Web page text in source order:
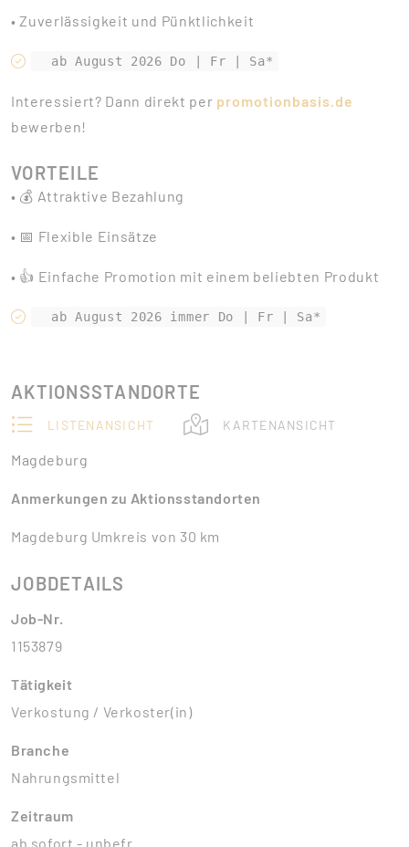
• Zuverlässigkeit und Pünktlichkeit
Interessiert? Dann direkt per promotionbasis.de
bewerben!
VORTEILE
• 💰 Attraktive Bezahlung
• 📅 Flexible Einsätze
• 👍 Einfache Promotion mit einem beliebten Produkt
AKTIONSSTANDORTE
LISTENANSICHT KARTENANSICHT
Magdeburg
Anmerkungen zu Aktionsstandorten
Magdeburg Umkreis von 30 km
JOBDETAILS
Job-Nr.
1153879
Tätigkeit
Verkostung / Verkoster(in)
Branche
Nahrungsmittel
Zeitraum
ab sofort - unbefr.